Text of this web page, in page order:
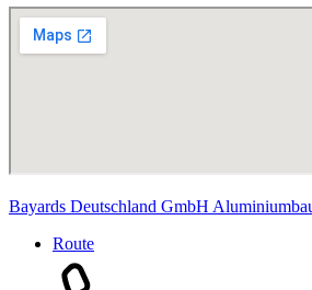
Bayards Deutschland GmbH
Route